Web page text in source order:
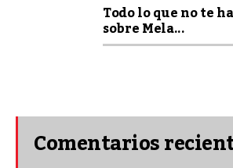
Todo lo que no te
sobre Mela...
Comentarios